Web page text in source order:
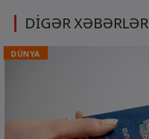
DİGƏR XƏBƏRLƏR
DÜNYA